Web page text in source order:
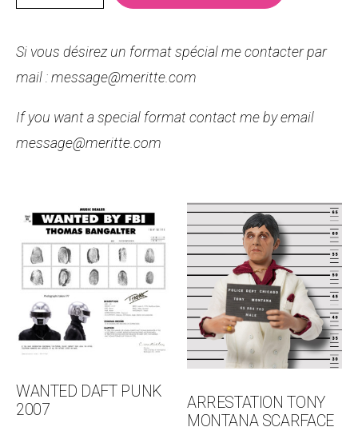
Si vous désirez un format spécial me contacter par
mail : message@meritte.com
If you want a special format contact me by email
message@meritte.com
WANTED DAFT PUNK
2007
ARRESTATION TONY
MONTANA SCARFACE